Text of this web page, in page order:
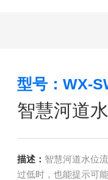
型号：WX-
智慧河道
描述： 智慧河道水位
过低时，也能提示可